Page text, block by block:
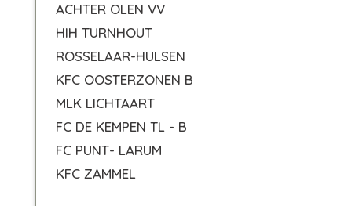
ACHTER OLEN VV
HIH TURNHOUT
ROSSELAAR-HULSEN
KFC OOSTERZONEN B
MLK LICHTAART
FC DE KEMPEN TL - B
FC PUNT- LARUM
KFC ZAMMEL